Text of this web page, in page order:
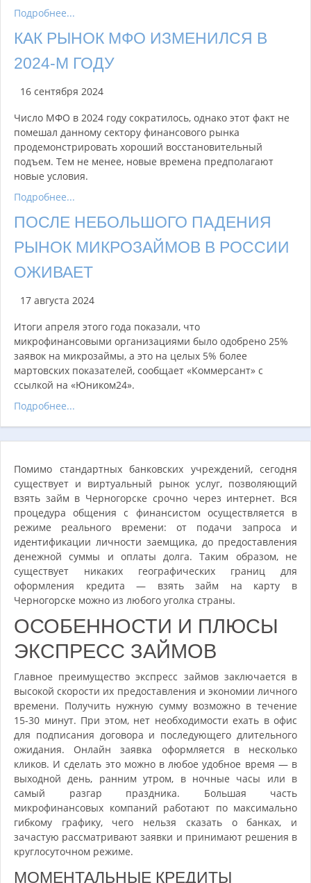
Подробнее...
КАК РЫНОК МФО ИЗМЕНИЛСЯ В
2024-М ГОДУ
16 сентября 2024
Число МФО в 2024 году сократилось, однако этот факт не
помешал данному сектору финансового рынка
продемонстрировать хороший восстановительный
подъем. Тем не менее, новые времена предполагают
новые условия.
Подробнее...
ПОСЛЕ НЕБОЛЬШОГО ПАДЕНИЯ
РЫНОК МИКРОЗАЙМОВ В РОССИИ
ОЖИВАЕТ
17 августа 2024
Итоги апреля этого года показали, что
микрофинансовыми организациями было одобрено 25%
заявок на микрозаймы, а это на целых 5% более
мартовских показателей, сообщает «Коммерсант» с
ссылкой на «Юником24».
Подробнее...
Помимо стандартных банковских учреждений, сегодня
существует и виртуальный рынок услуг, позволяющий
взять займ в Черногорске срочно через интернет. Вся
процедура общения с финансистом осуществляется в
режиме реального времени: от подачи запроса и
идентификации личности заемщика, до предоставления
денежной суммы и оплаты долга. Таким образом, не
существует никаких географических границ для
оформления кредита — взять займ на карту в
Черногорске можно из любого уголка страны.
ОСОБЕННОСТИ И ПЛЮСЫ
ЭКСПРЕСС ЗАЙМОВ
Главное преимущество экспресс займов заключается в
высокой скорости их предоставления и экономии личного
времени. Получить нужную сумму возможно в течение
15-30 минут. При этом, нет необходимости ехать в офис
для подписания договора и последующего длительного
ожидания. Онлайн заявка оформляется в несколько
кликов. И сделать это можно в любое удобное время — в
выходной день, ранним утром, в ночные часы или в
самый разгар праздника. Большая часть
микрофинансовых компаний работают по максимально
гибкому графику, чего нельзя сказать о банках, и
зачастую рассматривают заявки и принимают решения в
круглосуточном режиме.
МОМЕНТАЛЬНЫЕ КРЕДИТЫ